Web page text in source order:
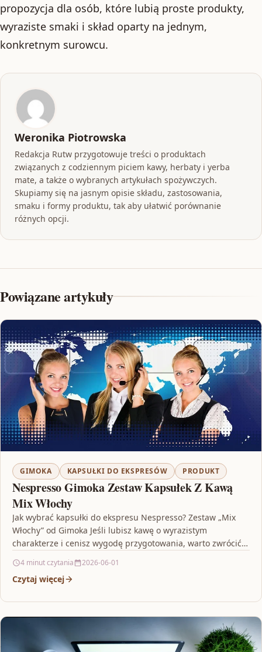
propozycja dla osób, które lubią proste produkty,
wyraziste smaki i skład oparty na jednym,
konkretnym surowcu.
Weronika Piotrowska
Redakcja Rutw przygotowuje treści o produktach
związanych z codziennym piciem kawy, herbaty i yerba
mate, a także o wybranych artykułach spożywczych.
Skupiamy się na jasnym opisie składu, zastosowania,
smaku i formy produktu, tak aby ułatwić porównanie
różnych opcji.
Powiązane artykuły
GIMOKA KAPSUŁKI DO EKSPRESÓW PRODUKT
Nespresso Gimoka Zestaw Kapsułek Z Kawą
Mix Włochy
Jak wybrać kapsułki do ekspresu Nespresso? Zestaw „Mix
Włochy” od Gimoka Jeśli lubisz kawę o wyrazistym
charakterze i cenisz wygodę przygotowania, warto zwrócić
4 minut czytania 2026-06-01
Czytaj więcej